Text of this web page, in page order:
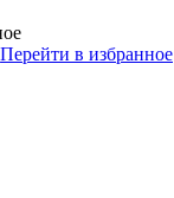
Перейти в избранное